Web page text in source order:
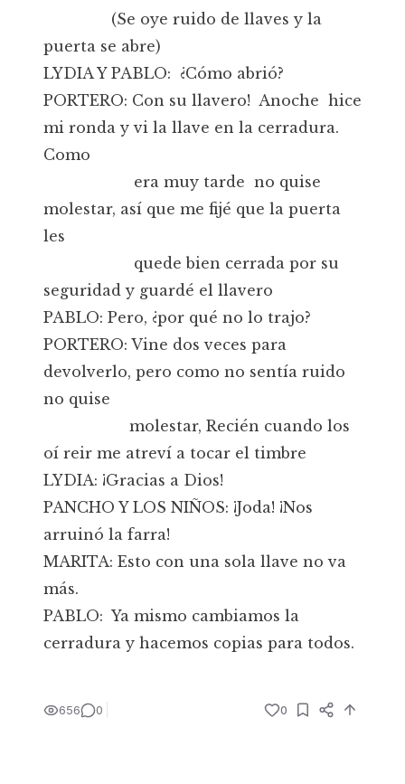
(Se oye ruido de llaves y la
puerta se abre)
LYDIA Y PABLO: ¿Cómo abrió?
PORTERO: Con su llavero! Anoche hice
mi ronda y vi la llave en la cerradura.
Como
era muy tarde no quise
molestar, así que me fijé que la puerta
les
quede bien cerrada por su
seguridad y guardé el llavero
PABLO: Pero, ¿por qué no lo trajo?
PORTERO: Vine dos veces para
devolverlo, pero como no sentía ruido
no quise
molestar, Recién cuando los
oí reir me atreví a tocar el timbre
LYDIA: ¡Gracias a Dios!
PANCHO Y LOS NIÑOS: ¡Joda! ¡Nos
arruinó la farra!
MARITA: Esto con una sola llave no va
más.
PABLO: Ya mismo cambiamos la
cerradura y hacemos copias para todos.
656 0 0